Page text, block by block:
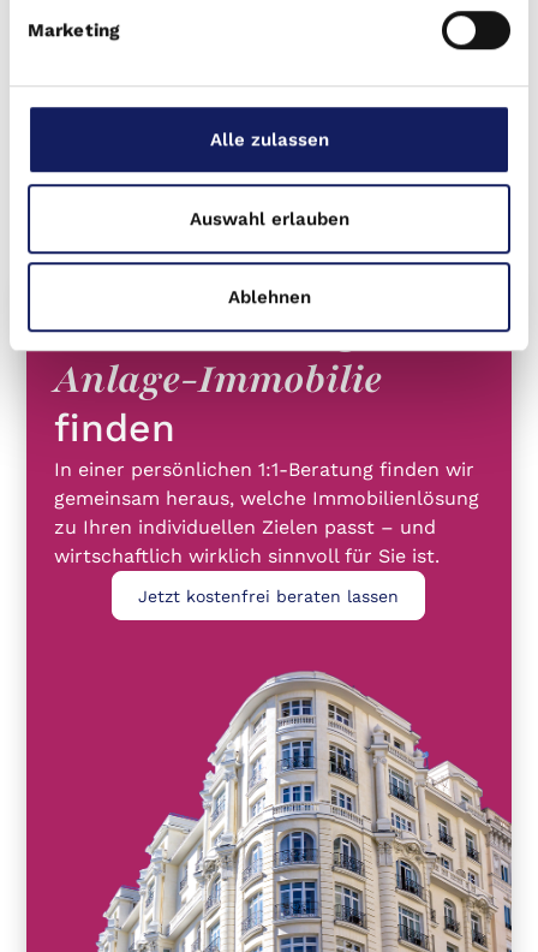
Marketing
Alle zulassen
Auswahl erlauben
Ablehnen
Exklusive Immobilien-Updates
Jetzt anmelden
Jetzt die richtige
Anlage-Immobilie
finden
In einer persönlichen 1:1-Beratung finden wir
gemeinsam heraus, welche Immobilienlösung
zu Ihren individuellen Zielen passt – und
wirtschaftlich wirklich sinnvoll für Sie ist.
Jetzt kostenfrei beraten lassen